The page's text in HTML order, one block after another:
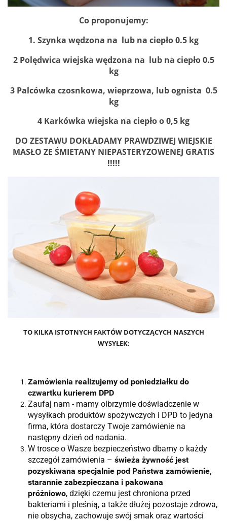
Co proponujemy:
1. Szynka wędzona na lub na ciepło 0.5 kg
2 Polędwica wiejska wędzona na lub na ciepło 0.5
kg
3 Palcówka czosnkowa, wieprzowa, lub ognista 0.5
kg
4 Karkówka wiejska na ciepło o 0,5 kg
DO ZESTAWU DOKŁADAMY PRAWDZIWEJ WIEJSKIE
MASŁO ZE ŚMIETANY NIEPASTERYZOWENEJ GRATIS
!!!!!
TO KILKA ISTOTNYCH FAKTÓW DOTYCZĄCYCH NASZYCH
WYSYŁEK:
Zamówienia realizujemy od poniedziałku do
czwartku kurierem DPD
Zaufaj nam - mamy olbrzymie doświadczenie w
wysyłkach produktów spożywczych i DPD to jedyna
firma, która dostarczy Twoje zamówienie na
następny dzień od nadania.
W trosce o Wasze bezpieczeństwo dbamy o każdy
szczegół zamówienia – świeża żywność jest
pozyskiwana specjalnie pod Państwa zamówienie,
starannie zabezpieczana i pakowana
próżniowo, dzięki czemu jest chroniona przed
bakteriami i pleśnią, a także dłużej pozostaje zdrowa,
nie obsycha, zachowuje swój smak oraz wartości